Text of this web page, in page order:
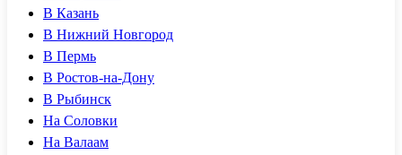
В Казань
В Нижний Новгород
В Пермь
В Ростов-на-Дону
В Рыбинск
На Соловки
На Валаам